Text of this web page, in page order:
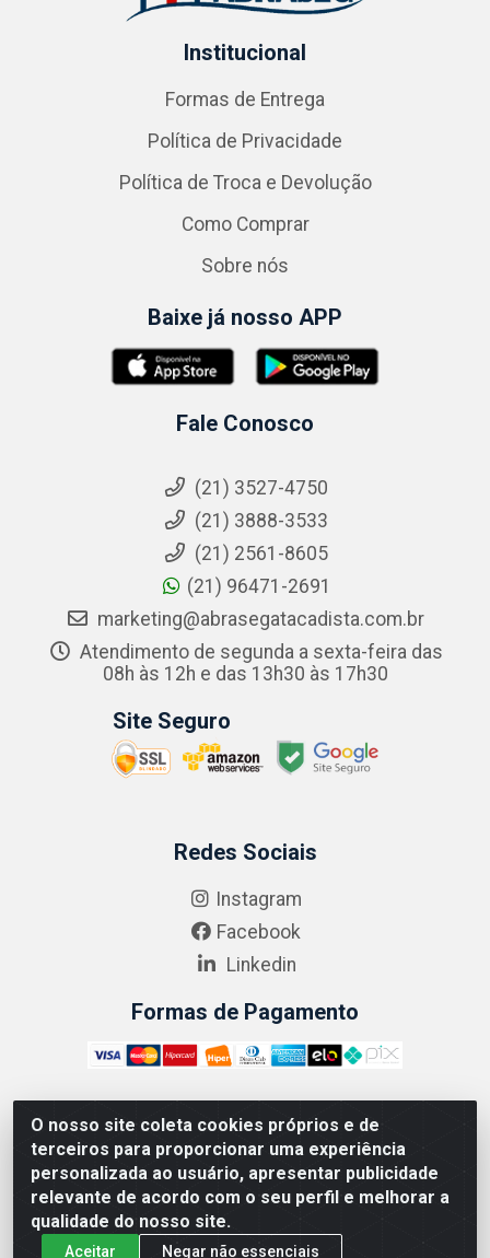
O nosso site coleta cookies próprios e de
terceiros para proporcionar uma experiência
personalizada ao usuário, apresentar publicidade
relevante de acordo com o seu perfil e melhorar a
qualidade do nosso site.
Aceitar Negar não essenciais
Institucional
Formas de Entrega
Política de Privacidade
Política de Troca e Devolução
Como Comprar
Sobre nós
Baixe já nosso APP
Fale Conosco
(21) 3527-4750
(21) 3888-3533
(21) 2561-8605
(21) 96471-2691
marketing@abrasegatacadista.com.br
Atendimento de segunda a sexta-feira das
08h às 12h e das 13h30 às 17h30
Site Seguro
Redes Sociais
Instagram
Facebook
Linkedin
Formas de Pagamento
ABRASEG COMÉRCIO ATACADISTA LTDA - CNPJ:
10.894.768/0001-00 - Avenida Lobo Júnior, 1045 -
Penha Circular - Rio de Janeiro - RJ - CEP 21020-124